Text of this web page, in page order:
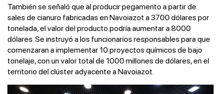
También se señaló que al producir pegamento a partir de
sales de cianuro fabricadas en Navoiazot a 3700 dólares por
tonelada, el valor del producto podría aumentar a 8000
dólares. Se instruyó a los funcionarios responsables para que
comenzaran a implementar 10 proyectos químicos de bajo
tonelaje, con un valor total de 1000 millones de dólares, en el
territorio del clúster adyacente a Navoiazot.